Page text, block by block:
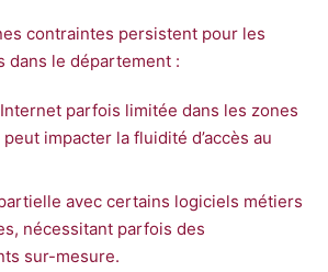
contraintes persistent pour les
dans le département :
parfois limitée dans les zones
impacter la fluidité d’accès au
avec certains logiciels métiers
nécessitant parfois des
sur-mesure.